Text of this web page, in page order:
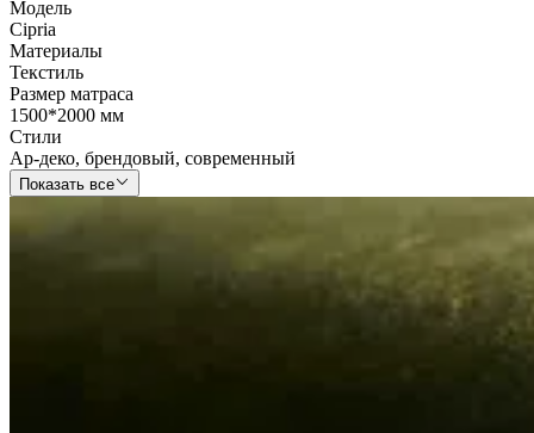
Модель
Cipria
Материалы
Текстиль
Размер матраса
1500*2000 мм
Стили
Ар-деко, брендовый, современный
Показать все